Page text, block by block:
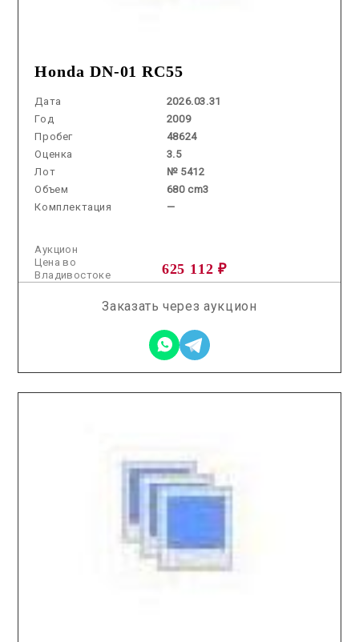
Honda DN-01 RC55
Дата
2026.03.31
Год
2009
Пробег
48624
Оценка
3.5
Лот
№ 5412
Объем
680 cm3
Комплектация
—
Аукцион
625 112 ₽
Цена во
Владивостоке
Заказать через аукцион